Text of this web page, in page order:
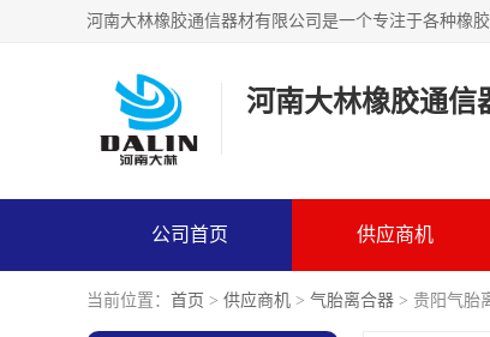
河南大林橡胶通信
公司首页 供应商机
当前位置： 首页 > 供应商机 > 气胎离合器 > 贵阳气胎